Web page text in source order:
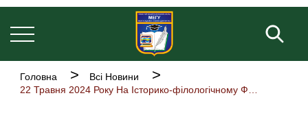
Перейти
до
основного
вмісту
Основна
Рядок
навіґації
Головна
Всі Новини